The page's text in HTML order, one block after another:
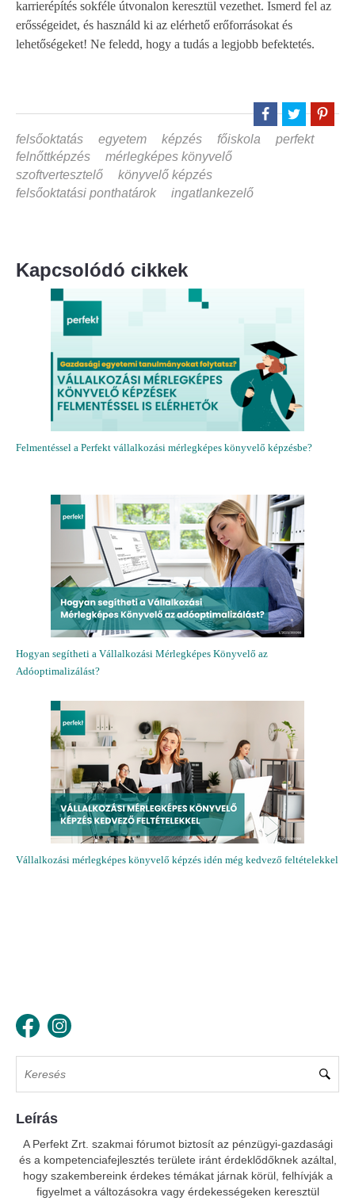
karrierépítés sokféle útvonalon keresztül vezethet. Ismerd fel az
erősségeidet, és használd ki az elérhető erőforrásokat és
lehetőségeket! Ne feledd, hogy a tudás a legjobb befektetés.
felsőoktatás egyetem képzés főiskola
perfekt
felnőttképzés
mérlegképes könyvelő
szoftvertesztelő
könyvelő képzés
felsőoktatási ponthatárok
ingatlankezelő
Kapcsolódó cikkek
Felmentéssel a Perfekt vállalkozási mérlegképes könyvelő képzésbe?
Hogyan segítheti a Vállalkozási Mérlegképes Könyvelő az
Adóoptimalizálást?
Vállalkozási mérlegképes könyvelő képzés idén még kedvező feltételekkel
Leírás
A Perfekt Zrt. szakmai fórumot biztosít az pénzügyi-gazdasági
és a kompetenciafejlesztés területe iránt érdeklődőknek azáltal,
hogy szakembereink érdekes témákat járnak körül, felhívják a
figyelmet a változásokra vagy érdekességeken keresztül